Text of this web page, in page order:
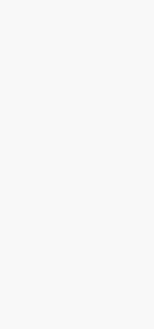
Youtubessa
välilehdessä